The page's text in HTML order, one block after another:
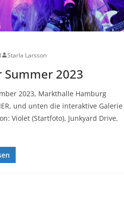
Starla Larsson
Summer 2023
2023, Markthalle Hamburg
und unten die interaktive Galerie
Violet (Startfoto), Junkyard Drive,